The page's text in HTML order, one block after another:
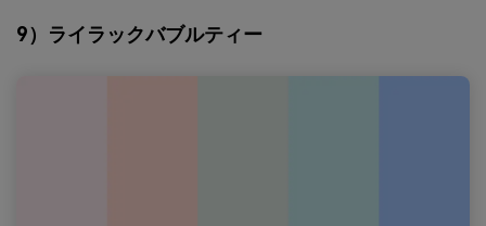
9）ライラックバブルティー